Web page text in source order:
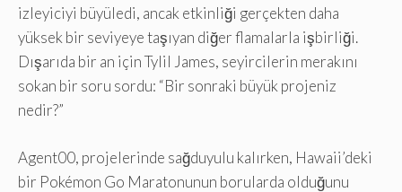
izleyiciyi büyüledi, ancak etkinliği gerçekten daha
yüksek bir seviyeye taşıyan diğer flamalarla işbirliği.
Dışarıda bir an için Tylil James, seyircilerin merakını
sokan bir soru sordu: “Bir sonraki büyük projeniz
nedir?”
Agent00, projelerinde sağduyulu kalırken, Hawaii’deki
bir Pokémon Go Maratonunun borularda olduğunu